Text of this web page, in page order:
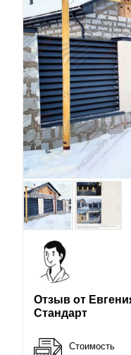
Отзыв от
Стандарт
Стоимость